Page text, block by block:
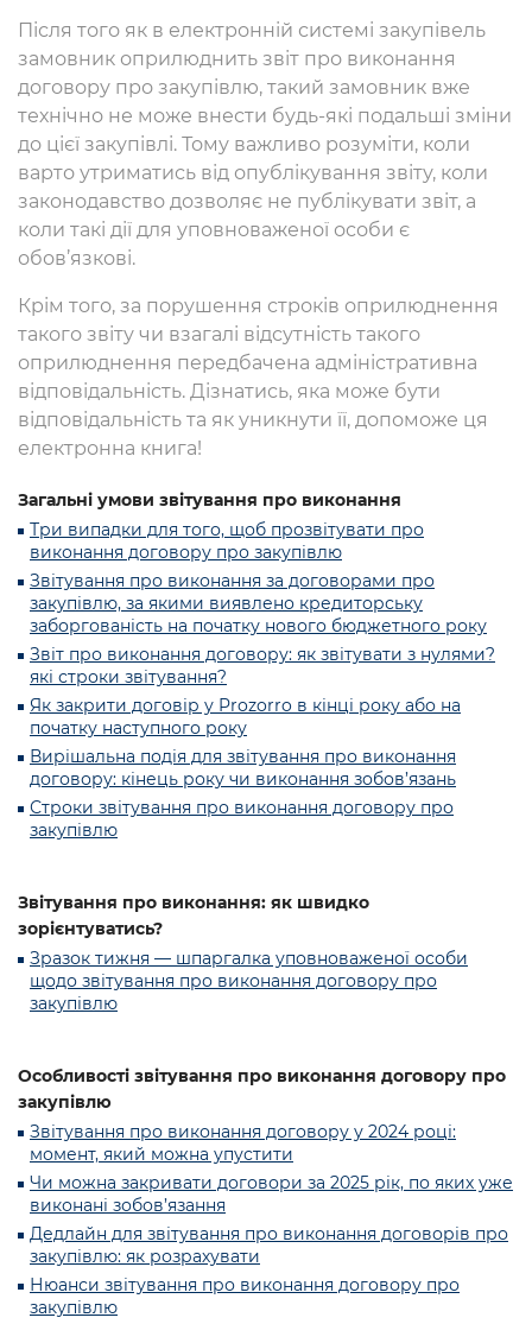
Після того як в електронній системі закупівель
замовник оприлюднить звіт про виконання
договору про закупівлю, такий замовник вже
технічно не може внести будь-які подальші зміни
до цієї закупівлі. Тому важливо розуміти, коли
варто утриматись від опублікування звіту, коли
законодавство дозволяє не публікувати звіт, а
коли такі дії для уповноваженої особи є
обов’язкові.
Крім того, за порушення строків оприлюднення
такого звіту чи взагалі відсутність такого
оприлюднення передбачена адміністративна
відповідальність. Дізнатись, яка може бути
відповідальність та як уникнути її, допоможе ця
електронна книга!
Загальні умови звітування про виконання
Три випадки для того, щоб прозвітувати про
виконання договору про закупівлю
Звітування про виконання за договорами про
закупівлю, за якими виявлено кредиторську
заборгованість на початку нового бюджетного року
Звіт про виконання договору: як звітувати з нулями?
які строки звітування?
Як закрити договір у Prozorro в кінці року або на
початку наступного року
Вирішальна подія для звітування про виконання
договору: кінець року чи виконання зобов’язань
Строки звітування про виконання договору про
закупівлю
Звітування про виконання: як швидко
зорієнтуватись?
Зразок тижня — шпаргалка уповноваженої особи
щодо звітування про виконання договору про
закупівлю
Особливості звітування про виконання договору про
закупівлю
Звітування про виконання договору у 2024 році:
момент, який можна упустити
Чи можна закривати договори за 2025 рік, по яких уже
виконані зобов’язання
Дедлайн для звітування про виконання договорів про
закупівлю: як розрахувати
Нюанси звітування про виконання договору про
закупівлю